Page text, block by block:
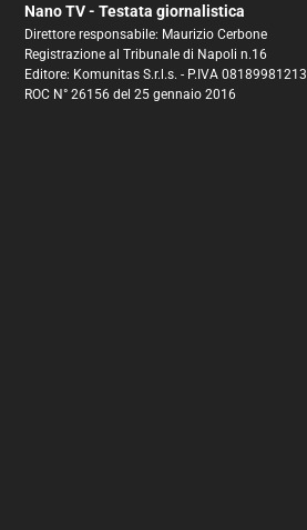
Nano TV - Testata giornalistica
Direttore responsabile: Maurizio Cerbone
Registrazione al Tribunale di Napoli n.16
Editore: Komunitas S.r.l.s. - P.IVA 08189981213
ROC N° 26156 del 25 gennaio 2016